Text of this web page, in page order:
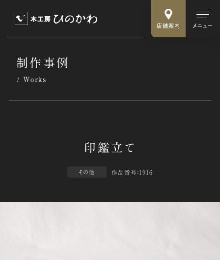
店舗案内 メニュー
制作事例
Works
その他 作品番号：1916